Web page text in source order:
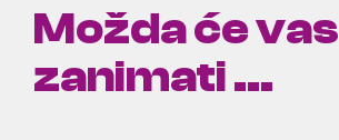
Možda će vas
zanimati ...